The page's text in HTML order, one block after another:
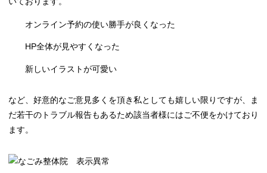
オンライン予約の使い勝手が良くなった
HP全体が見やすくなった
新しいイラストが可愛い
など、好意的なご意見多くを頂き私としても嬉しい限りですが、ま
だ若干のトラブル報告もあるため該当者様にはご不便をかけており
ます。